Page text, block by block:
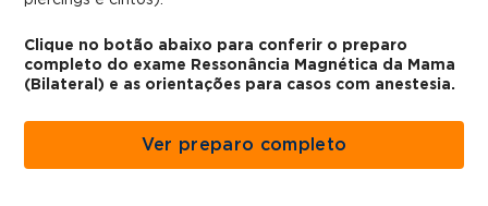
Clique no botão abaixo para conferir o preparo
completo do exame Ressonância Magnética da Mama
(Bilateral) e as orientações para casos com anestesia.
Ver preparo completo